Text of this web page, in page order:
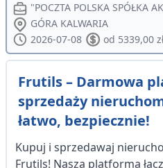
"POCZTA POLSKA SPÓŁKA
GÓRA KALWARIA
2026-07-08
od 5339,00
Frutils – Darmowa
sprzedaży
łatwo, bezpiecznie!
Kupuj i sprzedawaj
Frutils! Nasza platforma